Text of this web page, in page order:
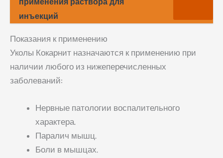
инъекций
Показания к применению
Уколы Кокарнит назначаются к применению при
наличии любого из нижеперечисленных
заболеваний:
Нервные патологии воспалительного
характера.
Паралич мышц.
Боли в мышцах.